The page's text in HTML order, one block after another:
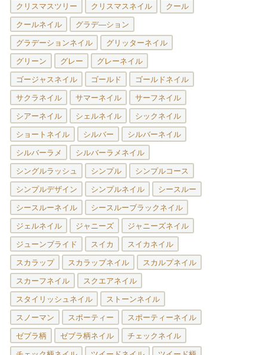
クリスマスツリー クリスマスネイル クール
クールネイル グラデ―ション
グラデーションネイル グリッターネイル
グリーン グレー グレーネイル
ゴージャスネイル ゴールド ゴールドネイル
サクラネイル サマーネイル サーフネイル
シアーネイル シェルネイル シックネイル
ショートネイル シルバー シルバーネイル
シルバーラメ シルバーラメネイル
シングルラッシュ シンプル シンプルコース
シンプルデザイン シンプルネイル シースルー
シースルーネイル シースルーブラックネイル
ジェルネイル ジャニーズ ジャニーズネイル
ジューンブライド スイカ スイカネイル
スカラップ スカラップネイル スカルプネイル
スカーフネイル スクエアネイル
スタイリッシュネイル ストーンネイル
スノーマン スポーティー スポーティーネイル
ゼブラ柄 ゼブラ柄ネイル チェックネイル